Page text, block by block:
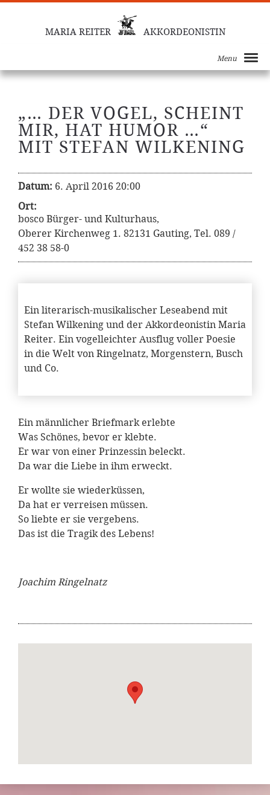
MARIA REITER AKKORDEONISTIN
Menu
„… DER VOGEL, SCHEINT
MIR, HAT HUMOR …“
MIT STEFAN WILKENING
Datum: 6. April 2016 20:00
Ort:
bosco Bürger- und Kulturhaus,
Oberer Kirchenweg 1. 82131 Gauting, Tel. 089 /
452 38 58-0
Ein literarisch-musikalischer Leseabend mit
Stefan Wilkening und der Akkordeonistin Maria
Reiter. Ein vogelleichter Ausflug voller Poesie
in die Welt von Ringelnatz, Morgenstern, Busch
und Co.
Ein männlicher Briefmark erlebte
Was Schönes, bevor er klebte.
Er war von einer Prinzessin beleckt.
Da war die Liebe in ihm erweckt.
Er wollte sie wiederküssen,
Da hat er verreisen müssen.
So liebte er sie vergebens.
Das ist die Tragik des Lebens!
Joachim Ringelnatz